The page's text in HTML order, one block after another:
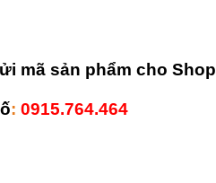
mã sản phẩm cho Shop
: 0915.764.464